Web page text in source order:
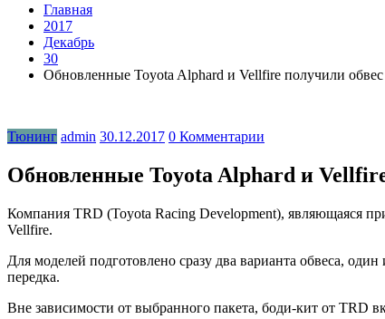
Главная
2017
Декабрь
30
Обновленные Toyota Alphard и Vellfire получили
Тюнинг admin 30.12.2017 0 Комментарии
Обновленные Toyota Alphard и
Компания TRD (Toyota Racing Development), являющаяся
Vellfire.
Для моделей подготовлено сразу два варианта обвеса,
передка.
Вне зависимости от выбранного пакета, боди-кит от TRD